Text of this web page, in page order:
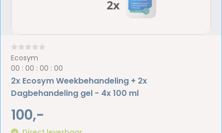
Ecosym
00 :00 :00 :00
2x Ecosym Weekbehandeling + 2x
Dagbehandeling gel - 4x 100 ml
100,-